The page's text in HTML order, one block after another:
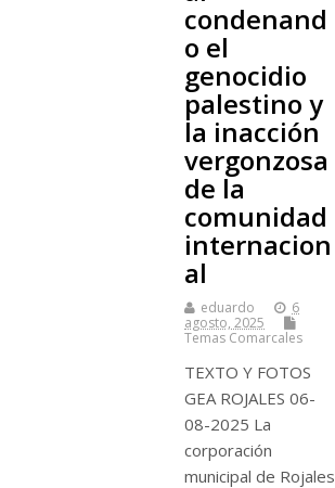
condenand
o el
genocidio
palestino y
la inacción
vergonzosa
de la
comunidad
internacion
al
eduardo
6
agosto, 2025
Temas Comarcales
TEXTO Y FOTOS
GEA ROJALES 06-
08-2025 La
corporación
municipal de Rojales